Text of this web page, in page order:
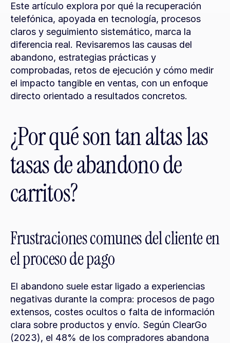
Este artículo explora por qué la recuperación
telefónica, apoyada en tecnología, procesos
claros y seguimiento sistemático, marca la
diferencia real. Revisaremos las causas del
abandono, estrategias prácticas y
comprobadas, retos de ejecución y cómo medir
el impacto tangible en ventas, con un enfoque
directo orientado a resultados concretos.
¿Por qué son tan altas las
tasas de abandono de
carritos?
Frustraciones comunes del cliente en
el proceso de pago
El abandono suele estar ligado a experiencias
negativas durante la compra: procesos de pago
extensos, costes ocultos o falta de información
clara sobre productos y envío. Según ClearGo
(2023), el 48% de los compradores abandona